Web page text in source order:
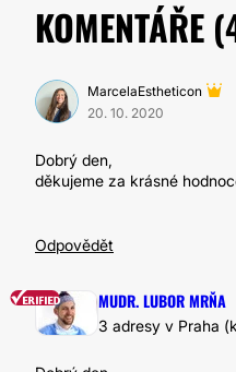
KOMENTÁŘE (
MarcelaEstheticon
20. 10. 2020
Dobrý den,
děkujeme za krásné
Odpovědět
MUDR. LUBOR MRŇA
3 adresy v Praha